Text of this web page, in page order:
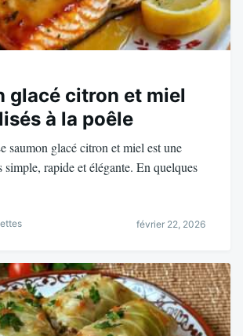
glacé citron et miel
à la poêle
saumon glacé citron et miel est une
simple, rapide et élégante. En quelques
février 22, 2026